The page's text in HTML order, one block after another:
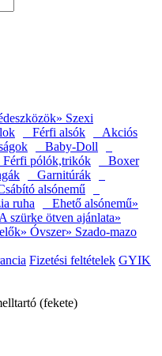
» Szexi
Férfi alsók
Akciós
Baby-Doll
Férfi pólók,trikók
Boxer
Garnitúrák
alsónemű
ruha Ehető alsónemű»
szürke ötven ajánlata»
» Óvszer» Szado-mazo
Fizetési feltételek GYIK